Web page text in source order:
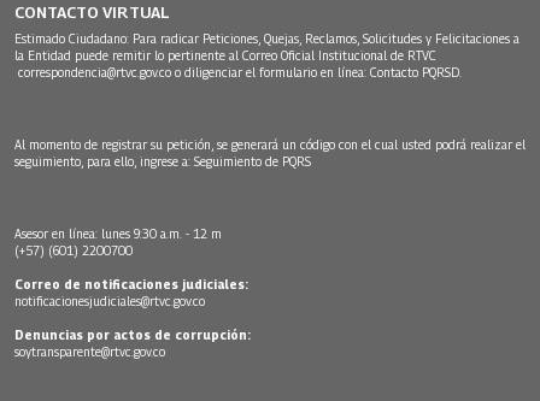
CONTACTO VIRTUAL
Estimado Ciudadano: Para radicar Peticiones, Quejas, Reclamos, Solicitudes y Felicitaciones a
la Entidad puede remitir lo pertinente al Correo Oficial Institucional de RTVC
correspondencia@rtvc.gov.co o diligenciar el formulario en línea: Contacto PQRSD.
Al momento de registrar su petición, se generará un código con el cual usted podrá realizar el
seguimiento, para ello, ingrese a: Seguimiento de PQRS
Asesor en línea: lunes 9:30 a.m. - 12 m
(+57) (601) 2200700
Correo de notificaciones judiciales:
notificacionesjudiciales@rtvc.gov.co
Denuncias por actos de corrupción:
soytransparente@rtvc.gov.co